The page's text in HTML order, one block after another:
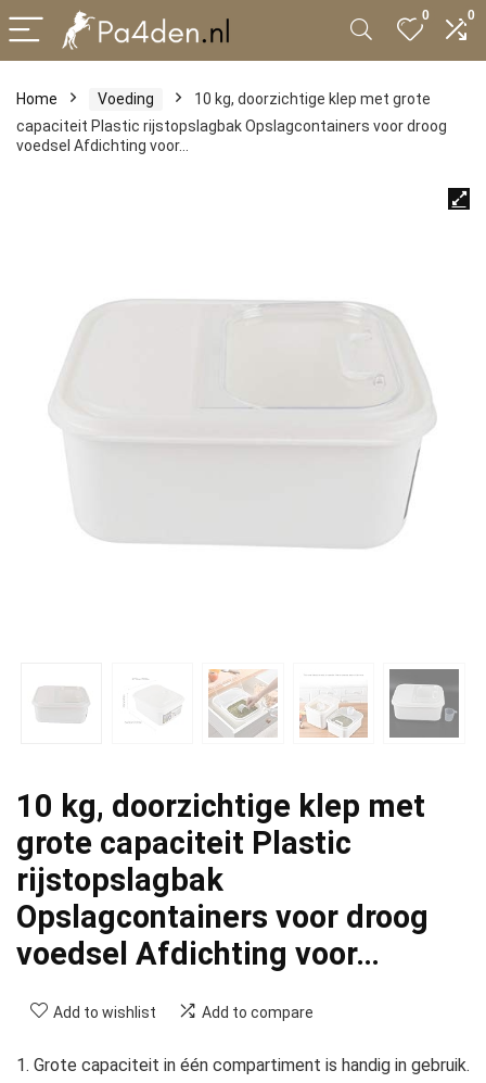
0 0
Home Voeding
10 kg, doorzichtige klep met grote
capaciteit Plastic rijstopslagbak Opslagcontainers voor droog
voedsel Afdichting voor…
10 kg, doorzichtige klep met
grote capaciteit Plastic
rijstopslagbak
Opslagcontainers voor droog
voedsel Afdichting voor…
Add to wishlist Add to compare
1. Grote capaciteit in één compartiment is handig in gebruik.